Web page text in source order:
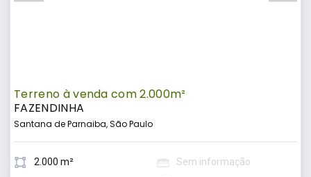
Terreno à venda com 2.000m²
FAZENDINHA
Santana de Parnaiba, São Paulo
2.000 m²
Sem informação